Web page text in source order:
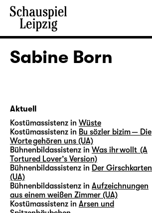
Sabine Born
Aktuell
Kostümassistenz in Wüste
Kostümassistenz in Bu sözler bizim — Die
Worte gehören uns (UA)
Bühnenbildassistenz in Was ihr wollt (A
Tortured Lover’s Version)
Bühnenbildassistenz in Der Girschkarten
(UA)
Bühnenbildassistenz in Aufzeichnungen
aus einem weißen Zimmer (UA)
Kostümassistenz in Arsen und